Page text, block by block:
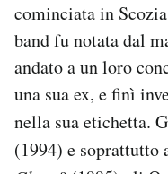
cominciata in
band fu notata dal
andato a un loro
una sua ex, e finì
nella sua etichetta.
(1994) e soprattutto